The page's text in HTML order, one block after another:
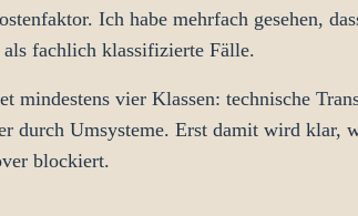
Ich habe mehrfach gesehen,
fachlich klassifizierte Fälle.
mindestens vier Klassen: technische
durch Umsysteme. Erst damit wird klar,
blockiert.